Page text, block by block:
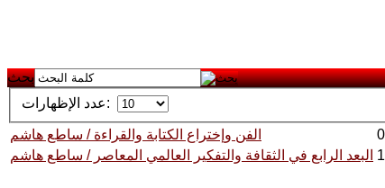
بحث
عدد الإظهارات:
الفن وإختراع الكتابة والقراءة / ساطع هاشم
البعد الرابع في الثقافة والتفكير العالمي المعاصر / ساطع هاشم